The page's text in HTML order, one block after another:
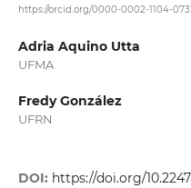
https://orcid.org/0000-0002-1104-
Adria Aquino Utta
UFMA
Fredy González
UFRN
DOI: https://doi.org/